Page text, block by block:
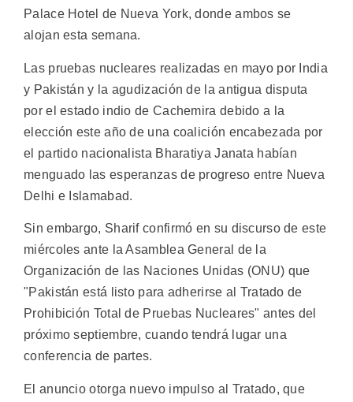
Palace Hotel de Nueva York, donde ambos se
alojan esta semana.
Las pruebas nucleares realizadas en mayo por India
y Pakistán y la agudización de la antigua disputa
por el estado indio de Cachemira debido a la
elección este año de una coalición encabezada por
el partido nacionalista Bharatiya Janata habían
menguado las esperanzas de progreso entre Nueva
Delhi e Islamabad.
Sin embargo, Sharif confirmó en su discurso de este
miércoles ante la Asamblea General de la
Organización de las Naciones Unidas (ONU) que
"Pakistán está listo para adherirse al Tratado de
Prohibición Total de Pruebas Nucleares" antes del
próximo septiembre, cuando tendrá lugar una
conferencia de partes.
El anuncio otorga nuevo impulso al Tratado, que